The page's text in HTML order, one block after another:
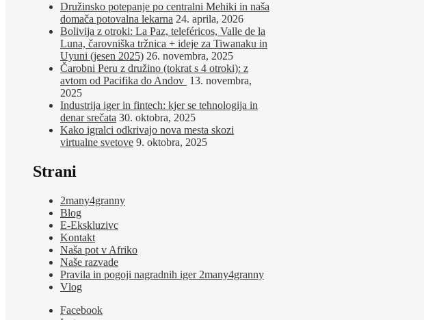
Družinsko potepanje po centralni Mehiki in naša
domača potovalna lekarna 24. aprila, 2026
Bolivija z otroki: La Paz, teleféricos, Valle de la
Luna, čarovniška tržnica + ideje za Tiwanaku in
Uyuni (jesen 2025) 26. novembra, 2025
Čarobni Peru z družino (tokrat s 4 otroki): z
avtom od Pacifika do Andov 13. novembra,
2025
Industrija iger in fintech: kjer se tehnologija in
denar srečata 30. oktobra, 2025
Kako igralci odkrivajo nova mesta skozi
virtualne svetove 9. oktobra, 2025
Strani
2many4granny
Blog
E-Ekskluzivc
Kontakt
Naša pot v Afriko
Naše razvade
Pravila in pogoji nagradnih iger 2many4granny
Vlog
Facebook